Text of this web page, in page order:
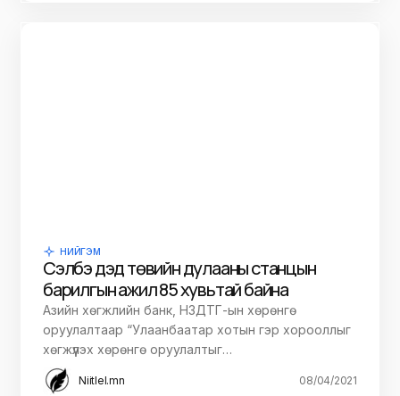
НИЙГЭМ
Сэлбэ дэд төвийн дулааны станцын
барилгын ажил 85 хувьтай байна
Азийн хөгжлийн банк, НЗДТГ-ын хөрөнгө
оруулалтаар “Улаанбаатар хотын гэр хорооллыг
хөгжүүлэх хөрөнгө оруулалтыг…
Niitlel.mn 08/04/2021